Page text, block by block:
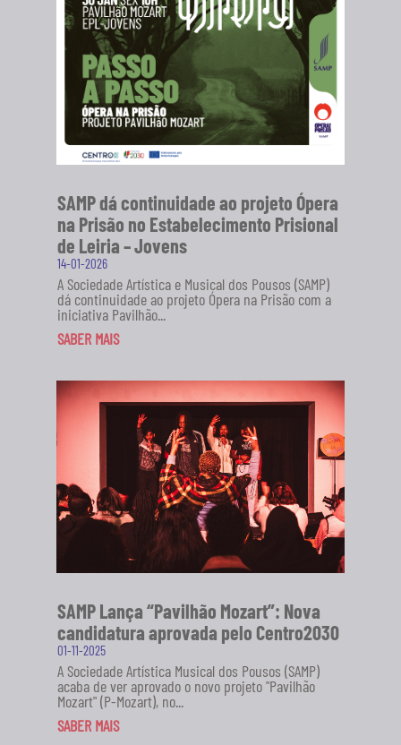
SAMP dá continuidade ao projeto Ópera
na Prisão no Estabelecimento Prisional
de Leiria – Jovens
14-01-2026
A Sociedade Artística e Musical dos Pousos (SAMP)
dá continuidade ao projeto Ópera na Prisão com a
iniciativa Pavilhão...
SABER MAIS
SAMP Lança “Pavilhão Mozart”: Nova
candidatura aprovada pelo Centro2030
01-11-2025
A Sociedade Artística Musical dos Pousos (SAMP)
acaba de ver aprovado o novo projeto "Pavilhão
Mozart" (P-Mozart), no...
SABER MAIS